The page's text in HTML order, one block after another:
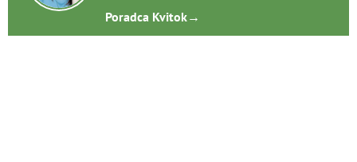
Poradca Kvitok→